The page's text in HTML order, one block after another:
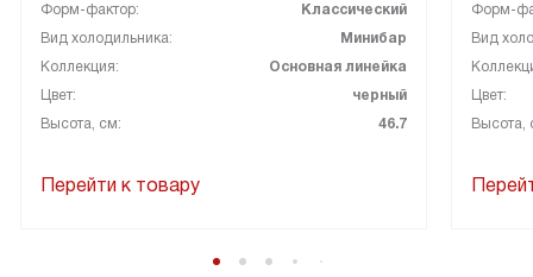
Форм-фактор:
Классический
Вид холодильника:
Минибар
Коллекция:
Основная линейка
Цвет:
черный
Высота, см:
46.7
Перейти к товару
Форм-
Вид
Цвет:
Высота,